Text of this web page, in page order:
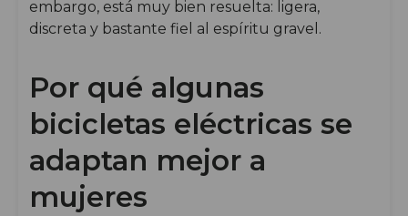
embargo, está muy bien resuelta: ligera,
discreta y bastante fiel al espíritu gravel.
Por qué algunas
bicicletas eléctricas se
adaptan mejor a
mujeres